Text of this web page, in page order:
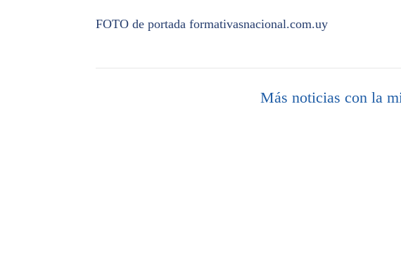
FOTO de portada formativasnacional.com.uy
Más noticias con la